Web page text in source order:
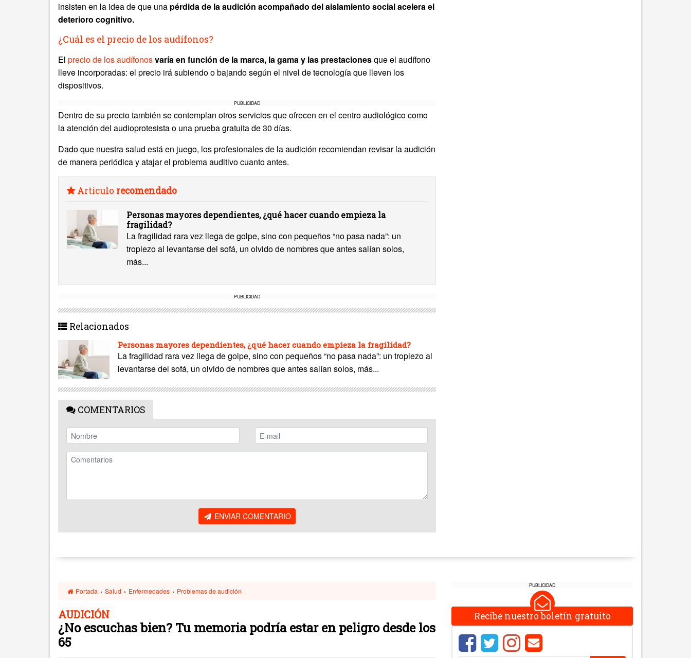
insisten en la idea de que una pérdida de la audición acompañado del aislamiento social acelera el
deterioro cognitivo.
¿Cuál es el precio de los audífonos?
El precio de los audífonosvaría en función de la marca, la gama y las prestacionesque el audífono
lleve incorporadas: el precio irá subiendo o bajando según el nivel de tecnología que lleven los
dispositivos.
PUBLICIDAD
Dentro de su precio también se contemplan otros servicios que ofrecen en el centro audiológico como
la atención del audioprotesista o una prueba gratuita de 30 días.
Dado que nuestra salud está en juego, los profesionales de la audición recomiendan revisar la audición
de manera periódica y atajar el problema auditivo cuanto antes.
Artículo recomendado
Personas mayores dependientes, ¿qué hacer cuando empieza la
fragilidad?
La fragilidad rara vez llega de golpe, sino con pequeños “no pasa nada”: un
tropiezo al levantarse del sofá, un olvido de nombres que antes salían solos,
más...
PUBLICIDAD
Relacionados
Personas mayores dependientes, ¿qué hacer cuando empieza la fragilidad?
La fragilidad rara vez llega de golpe, sino con pequeños “no pasa nada”: un tropiezo al
levantarse del sofá, un olvido de nombres que antes salían solos, más...
COMENTARIOS
ENVIAR COMENTARIO
Portada › Salud › Enfermedades › Problemas de audición
AUDICIÓN
¿No escuchas bien? Tu memoria podría estar en peligro desde los
65
PUBLICIDAD
Recibe nuestro boletín gratuito